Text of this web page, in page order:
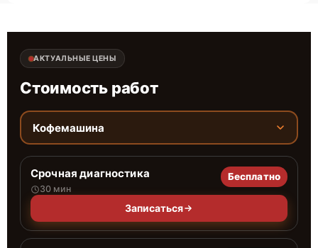
АКТУАЛЬНЫЕ ЦЕНЫ
Стоимость работ
Кофемашина
Срочная диагностика
30 мин
Бесплатно
Записаться